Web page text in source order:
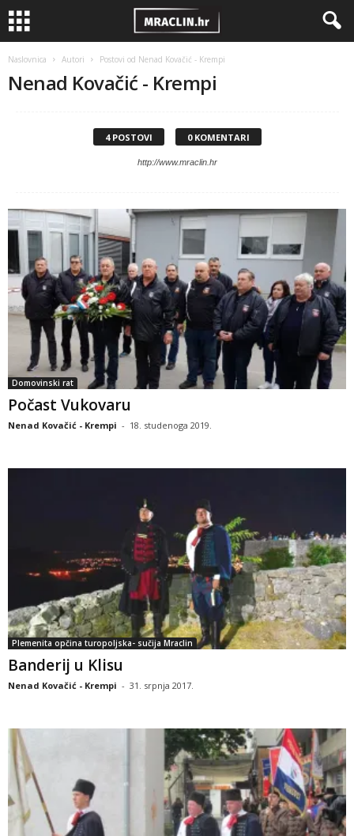
Naslovnica Autori Postovi od Nenad Kovačić - Krempi
Nenad Kovačić - Krempi
4 POSTOVI 0 KOMENTARI
http://www.mraclin.hr
Domovinski rat
Počast Vukovaru
Nenad Kovačić - Krempi - 18. studenoga 2019.
Plemenita opčina turopoljska- sučija Mraclin
Banderij u Klisu
Nenad Kovačić - Krempi - 31. srpnja 2017.